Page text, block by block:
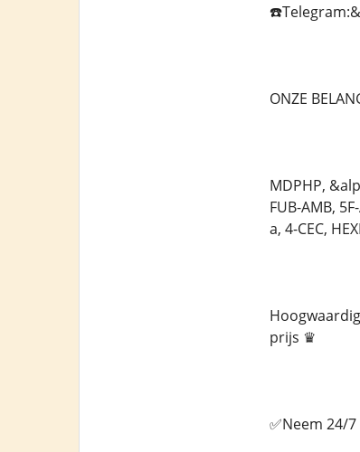
ONZE
MDPHP,
FUB-AMB,
a, 4-CEC,
prijs ♛
✅Neem 24/